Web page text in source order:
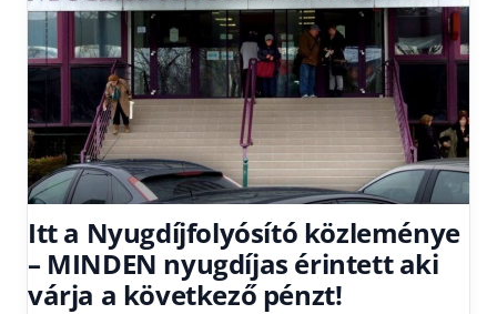
Itt a Nyugdíjfolyósító közleménye
– MINDEN nyugdíjas érintett aki
várja a következő pénzt!